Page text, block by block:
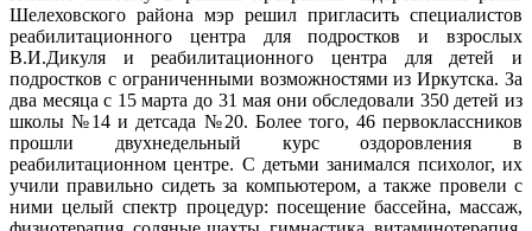
Шелеховского района мэр решил пригласить специалистов
реабилитационного центра для подростков и взрослых
В.И.Дикуля и реабилитационного центра для детей и
подростков с ограниченными возможностями из Иркутска. За
два месяца с 15 марта до 31 мая они обследовали 350 детей из
школы №14 и детсада №20. Более того, 46 первоклассников
прошли двухнедельный курс оздоровления в
реабилитационном центре. С детьми занимался психолог, их
учили правильно сидеть за компьютером, а также провели с
ними целый спектр процедур: посещение бассейна, массаж,